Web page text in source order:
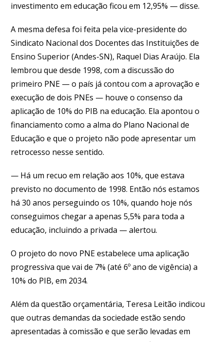
investimento em educação ficou em 12,95% — disse.
A mesma defesa foi feita pela vice-presidente do
Sindicato Nacional dos Docentes das Instituições de
Ensino Superior (Andes-SN), Raquel Dias Araújo. Ela
lembrou que desde 1998, com a discussão do
primeiro PNE — o país já contou com a aprovação e
execução de dois PNEs — houve o consenso da
aplicação de 10% do PIB na educação. Ela apontou o
financiamento como a alma do Plano Nacional de
Educação e que o projeto não pode apresentar um
retrocesso nesse sentido.
— Há um recuo em relação aos 10%, que estava
previsto no documento de 1998. Então nós estamos
há 30 anos perseguindo os 10%, quando hoje nós
conseguimos chegar a apenas 5,5% para toda a
educação, incluindo a privada — alertou.
O projeto do novo PNE estabelece uma aplicação
progressiva que vai de 7% (até 6º ano de vigência) a
10% do PIB, em 2034.
Além da questão orçamentária, Teresa Leitão indicou
que outras demandas da sociedade estão sendo
apresentadas à comissão e que serão levadas em